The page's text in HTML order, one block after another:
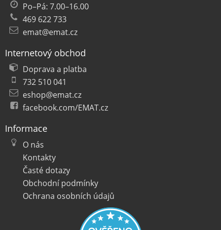
Po–Pá: 7.00–16.00
469 622 733
emat@emat.cz
Internetový obchod
Doprava a platba
732 510 041
eshop@emat.cz
facebook.com/EMAT.cz
Informace
O nás
Kontakty
Časté dotazy
Obchodní podmínky
Ochrana osobních údajů